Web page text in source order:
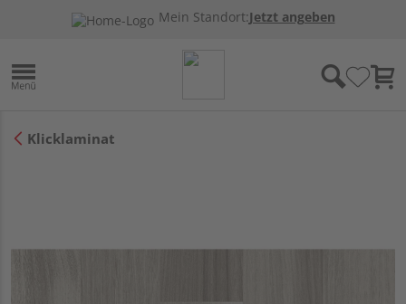
Mein Standort:Jetzt angeben
Klicklaminat